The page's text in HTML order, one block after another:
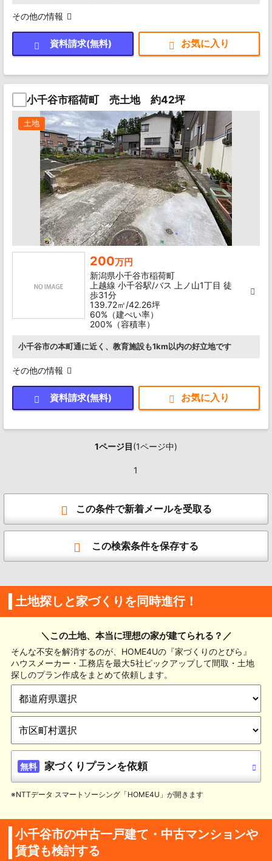
その他の情報
資料請求(無料)
小千谷市稲荷町 売土地 約42坪
土地
200万円
新潟県小千谷市稲荷町
上越線 小千谷駅/バス 上ノ山1丁目 徒
歩31分
139.72㎡/42.26坪
60%（建ぺい率）
200%（容積率）
小千谷市の本町通に近く、教育施設も1km以内の好立地です
その他の情報
資料請求(無料)
1ページ目(1ページ中)
1
この条件で新着メールを受取る
この検索条件を保存する
土地探しと家づくりを同時進行！
＼この土地、本当に理想の家が建てられる？／
そんな不安を解消するのが、HOME4Uの『家づくりのとびら』
ハウスメーカー・工務店を最大5社ピックアップして間取・土地
探しのプラン作成をまとめて依頼します。
無料 家づくりプランを依頼
※NTTデータ スマートソーシング「HOME4U」が開きます
小千谷市の中古一戸建て・中古マンションや
賃貸も検討する